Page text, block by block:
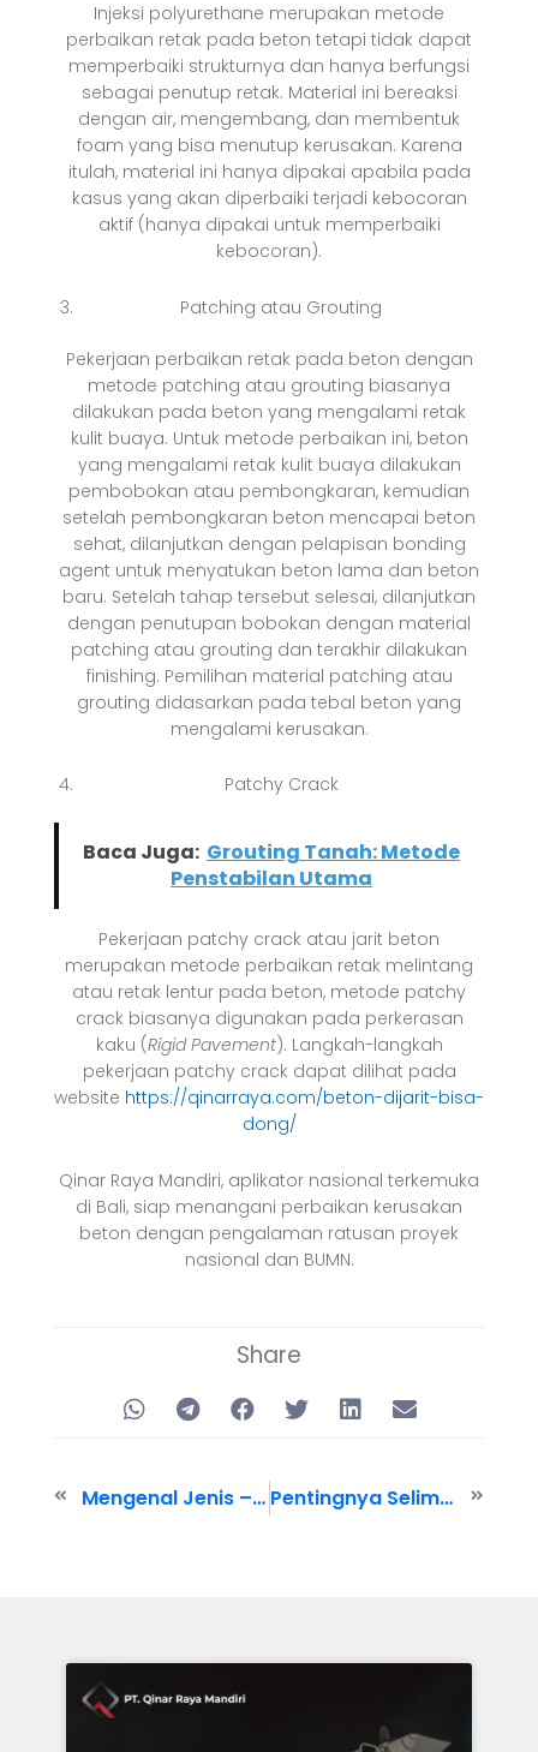
Injeksi polyurethane merupakan metode
perbaikan retak pada beton tetapi tidak dapat
memperbaiki strukturnya dan hanya berfungsi
sebagai penutup retak. Material ini bereaksi
dengan air, mengembang, dan membentuk
foam yang bisa menutup kerusakan. Karena
itulah, material ini hanya dipakai apabila pada
kasus yang akan diperbaiki terjadi kebocoran
aktif (hanya dipakai untuk memperbaiki
kebocoran).
Patching atau Grouting
Pekerjaan perbaikan retak pada beton dengan
metode patching atau grouting biasanya
dilakukan pada beton yang mengalami retak
kulit buaya. Untuk metode perbaikan ini, beton
yang mengalami retak kulit buaya dilakukan
pembobokan atau pembongkaran, kemudian
setelah pembongkaran beton mencapai beton
sehat, dilanjutkan dengan pelapisan bonding
agent untuk menyatukan beton lama dan beton
baru. Setelah tahap tersebut selesai, dilanjutkan
dengan penutupan bobokan dengan material
patching atau grouting dan terakhir dilakukan
finishing. Pemilihan material patching atau
grouting didasarkan pada tebal beton yang
mengalami kerusakan.
Patchy Crack
Baca Juga: Grouting Tanah: Metode
Penstabilan Utama
Pekerjaan patchy crack atau jarit beton
merupakan metode perbaikan retak melintang
atau retak lentur pada beton, metode patchy
crack biasanya digunakan pada perkerasan
kaku (Rigid Pavement). Langkah-langkah
pekerjaan patchy crack dapat dilihat pada
website https://qinarraya.com/beton-dijarit-bisa-
dong/
Qinar Raya Mandiri, aplikator nasional terkemuka
di Bali, siap menangani perbaikan kerusakan
beton dengan pengalaman ratusan proyek
nasional dan BUMN.
Share
Mengenal Jenis – Jenis dan Penyebab Retak Pada Beton Pentingnya Selimut Beton dan Akibat Jika Standarnya Diabaikan